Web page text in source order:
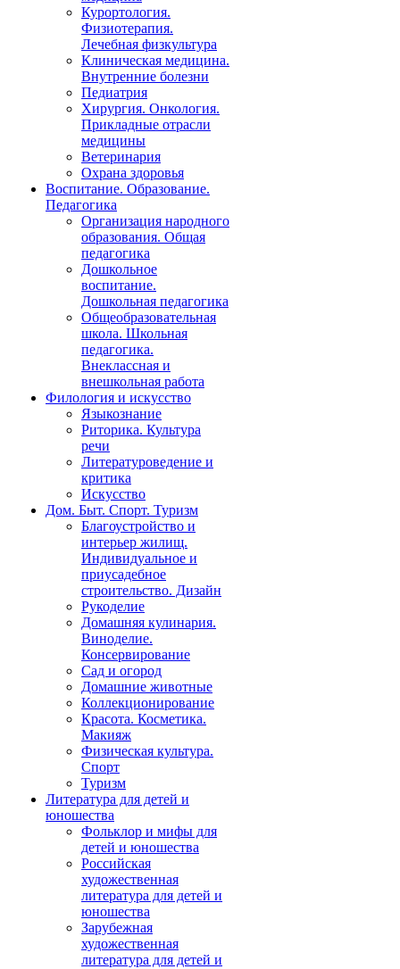
Курортология.
Физиотерапия.
Лечебная физкультура
Клиническая медицина.
Внутренние болезни
Педиатрия
Хирургия. Онкология.
Прикладные отрасли
медицины
Ветеринария
Охрана здоровья
Воспитание. Образование.
Педагогика
Организация народного
образования. Общая
педагогика
Дошкольное
воспитание.
Дошкольная педагогика
Общеобразовательная
школа. Школьная
педагогика.
Внеклассная и
внешкольная работа
Филология и искусство
Языкознание
Риторика. Культура
речи
Литературоведение и
критика
Искусство
Дом. Быт. Спорт. Туризм
Благоустройство и
интерьер жилищ.
Индивидуальное и
приусадебное
строительство. Дизайн
Рукоделие
Домашняя кулинария.
Виноделие.
Консервирование
Сад и огород
Домашние животные
Коллекционирование
Красота. Косметика.
Макияж
Физическая культура.
Спорт
Туризм
Литература для детей и
юношества
Фольклор и мифы для
детей и юношества
Российская
художественная
литература для детей и
юношества
Зарубежная
художественная
литература для детей и